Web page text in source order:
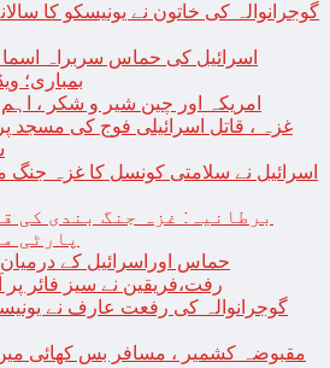
گوجرانوالہ کی خاتون نے یونیسکو کا
اسرائیل کی حماس سربراہ
بمباری؛
امریکہ اور چین شیر و شکر ،
اسرائیل نے سلامتی کونسل کا غزہ جنگ
برطانیہ: غزہ جنگ بندی کی
پارٹی
حماس اوراسرائیل کے
رفت،فریقین نے سیز فائر
گوجرانوالہ کی رفعت عارف نے